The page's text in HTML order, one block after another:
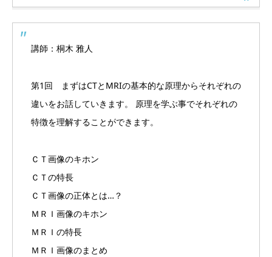
講師：桐木 雅人
第1回 まずはCTとMRIの基本的な原理からそれぞれの
違いをお話していきます。 原理を学ぶ事でそれぞれの
特徴を理解することができます。
ＣＴ画像のキホン
ＣＴの特長
ＣＴ画像の正体とは…？
ＭＲＩ画像のキホン
ＭＲＩの特長
ＭＲＩ画像のまとめ